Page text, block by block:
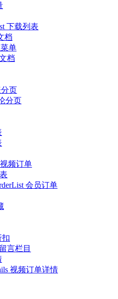
下载列表
档
单
档
分页
分页
频订单
会员订单
扣
言栏目
视频订单详情